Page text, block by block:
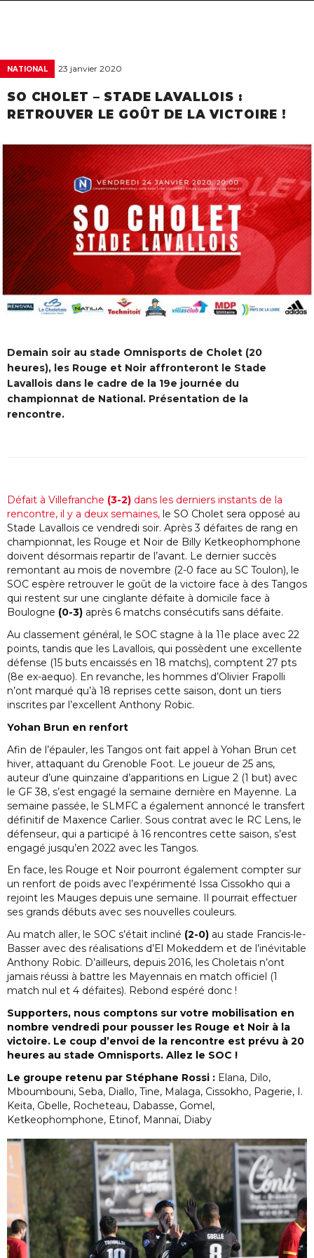
NATIONAL 23 janvier 2020
SO CHOLET – STADE LAVALLOIS :
RETROUVER LE GOÛT DE LA VICTOIRE !
Demain soir au stade Omnisports de Cholet (20
heures), les Rouge et Noir affronteront le Stade
Lavallois dans le cadre de la 19e journée du
championnat de National. Présentation de la
rencontre.
Défait à Villefranche (3-2) dans les derniers instants de la
rencontre, il y a deux semaines, le SO Cholet sera opposé au
Stade Lavallois ce vendredi soir. Après 3 défaites de rang en
championnat, les Rouge et Noir de Billy Ketkeophomphone
doivent désormais repartir de l’avant. Le dernier succès
remontant au mois de novembre (2-0 face au SC Toulon), le
SOC espère retrouver le goût de la victoire face à des Tangos
qui restent sur une cinglante défaite à domicile face à
Boulogne (0-3) après 6 matchs consécutifs sans défaite.
Au classement général, le SOC stagne à la 11e place avec 22
points, tandis que les Lavallois, qui possèdent une excellente
défense (15 buts encaissés en 18 matchs), comptent 27 pts
(8e ex-aequo). En revanche, les hommes d’Olivier Frapolli
n’ont marqué qu’à 18 reprises cette saison, dont un tiers
inscrites par l’excellent Anthony Robic.
Yohan Brun en renfort
Afin de l’épauler, les Tangos ont fait appel à Yohan Brun cet
hiver, attaquant du Grenoble Foot. Le joueur de 25 ans,
auteur d’une quinzaine d’apparitions en Ligue 2 (1 but) avec
le GF 38, s’est engagé la semaine dernière en Mayenne. La
semaine passée, le SLMFC a également annoncé le transfert
définitif de Maxence Carlier. Sous contrat avec le RC Lens, le
défenseur, qui a participé à 16 rencontres cette saison, s’est
engagé jusqu’en 2022 avec les Tangos.
En face, les Rouge et Noir pourront également compter sur
un renfort de poids avec l’expérimenté Issa Cissokho qui a
rejoint les Mauges depuis une semaine. Il pourrait effectuer
ses grands débuts avec ses nouvelles couleurs.
Au match aller, le SOC s’était incliné (2-0) au stade Francis-le-
Basser avec des réalisations d’El Mokeddem et de l’inévitable
Anthony Robic. D’ailleurs, depuis 2016, les Choletais n’ont
jamais réussi à battre les Mayennais en match officiel (1
match nul et 4 défaites). Rebond espéré donc !
Supporters, nous comptons sur votre mobilisation en
nombre vendredi pour pousser les Rouge et Noir à la
victoire. Le coup d’envoi de la rencontre est prévu à 20
heures au stade Omnisports. Allez le SOC !
Le groupe retenu par Stéphane Rossi : Elana, Dilo,
Mboumbouni, Seba, Diallo, Tine, Malaga, Cissokho, Pagerie, I.
Keita, Gbelle, Rocheteau, Dabasse, Gomel,
Ketkeophomphone, Etinof, Mannaï, Diaby